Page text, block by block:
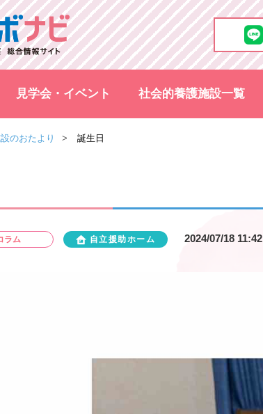
見学会・イベント 社会的養護施設一覧
のおたより 誕生日
ラム 自立援助ホーム 2024/07/18 11:42